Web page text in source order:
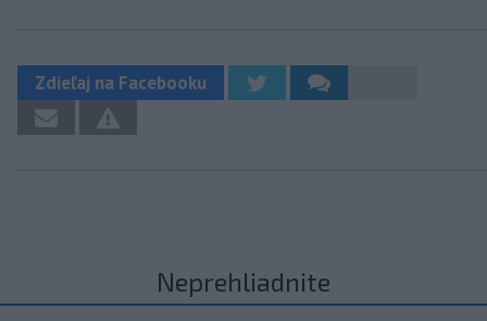
Zdieľaj na Facebooku
Neprehliadnite